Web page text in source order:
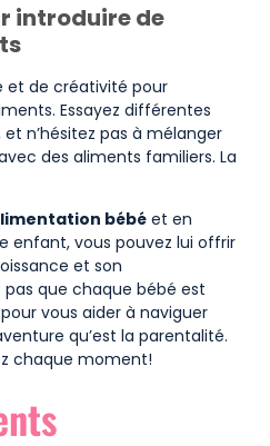
introduire de
et de créativité pour
Essayez différentes
n’hésitez pas à mélanger
des aliments familiers. La
bébé et en
enfant, vous pouvez lui offrir
et son
pas que chaque bébé est
vous aider à naviguer
qu’est la parentalité.
chaque moment!